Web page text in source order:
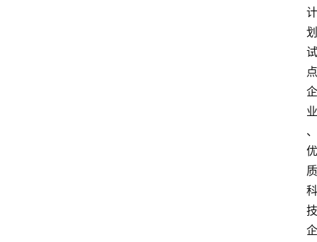
计
划
试
点
企
业
、
优
质
科
技
企